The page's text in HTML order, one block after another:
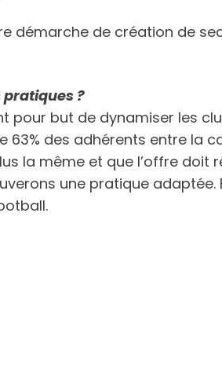
démarche de création de
pratiques ?
pour but de dynamiser les
des adhérents entre la
la même et que l’offre
une pratique